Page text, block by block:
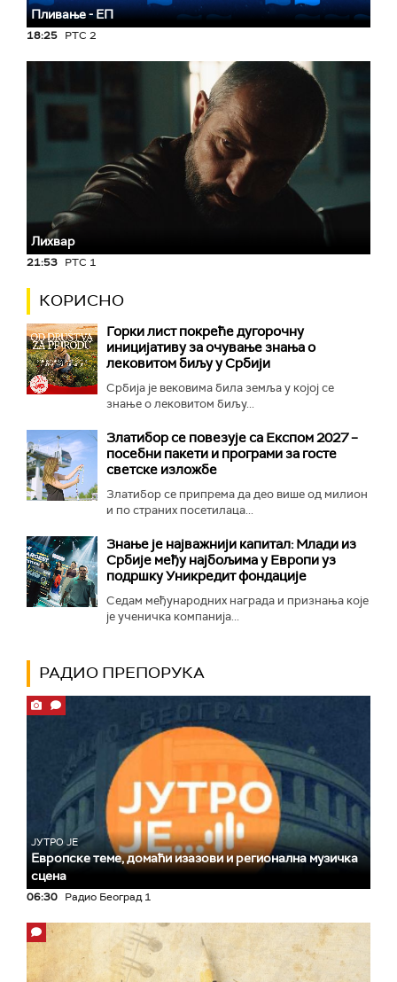
Пливање - ЕП
18:25 РТС 2
Лихвар
21:53 РТС 1
КОРИСНО
Горки лист покреће дугорочну
иницијативу за очување знања о
лековитом биљу у Србији
Србија је вековима била земља у којој се
знање о лековитом биљу...
Златибор се повезује са Експом 2027 –
посебни пакети и програми за госте
светске изложбе
Златибор се припрема да део више од милион
и по страних посетилаца...
Знање је најважнији капитал: Млади из
Србије међу најбољима у Европи уз
подршку Уникредит фондације
Седам међународних награда и признања које
је ученичка компанија...
РАДИО ПРЕПОРУКА
ЈУТРО ЈЕ
Европске теме, домаћи изазови и регионална музичка
сцена
06:30 Радио Београд 1